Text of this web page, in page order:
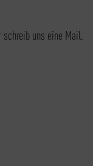
uns eine Mail.